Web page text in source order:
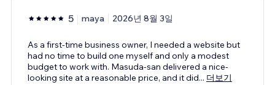
5 maya 2026년 8월 3일
As a first-time business owner, I needed a website but
had no time to build one myself and only a modest
budget to work with. Masuda-san delivered a nice-
looking site at a reasonable price, and it did... 더보기